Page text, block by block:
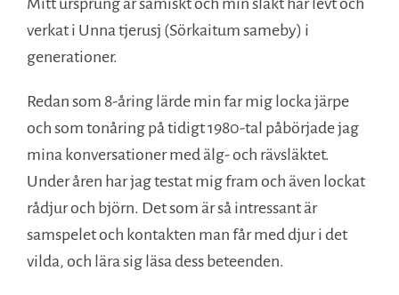
Mitt ursprung är samiskt och min släkt har levt och
verkat i Unna tjerusj (Sörkaitum sameby) i
generationer.
Redan som 8-åring lärde min far mig locka järpe
och som tonåring på tidigt 1980-tal påbörjade jag
mina konversationer med älg- och rävsläktet.
Under åren har jag testat mig fram och även lockat
rådjur och björn. Det som är så intressant är
samspelet och kontakten man får med djur i det
vilda, och lära sig läsa dess beteenden.